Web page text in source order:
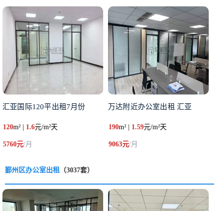
汇亚国际120平出租7月份
120m² | 1.6元/m²天
5760元/月
万达附近办公室出租 ​汇亚
190m² | 1.59元/m²天
9063元/月
鄞州区办公室出租 （3037套）